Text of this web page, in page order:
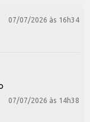
07/07/2026 às 16h34
07/07/2026 às 14h38